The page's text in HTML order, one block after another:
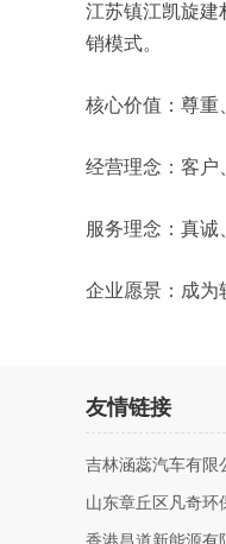
江苏镇江凯旋建
销模式。
核心价值：尊重
经营理念：客户
服务理念：真
企业愿景：成为
友情链接
吉林涵蕊汽车有限
山东章丘区凡奇环